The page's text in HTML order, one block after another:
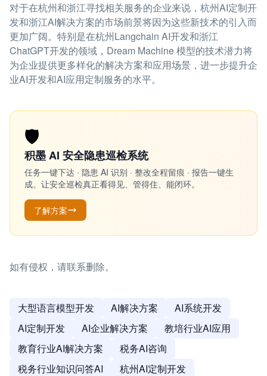
对于在杭州和浙江寻找相关服务的企业来说，杭州AI定制开
发和浙江AI解决方案的市场前景将因为这些新技术的引入而
更加广阔。特别是在杭州Langchain AI开发和浙江
ChatGPT开发的领域，Dream Machine 模型的技术潜力将
为企业提供更多样化的解决方案和应用场景，进一步提升企
业AI开发和AI应用定制服务的水平。
🛡️
积墨 AI 安全隐患巡检系统
任务一键下达 · 隐患 AI 识别 · 整改全程留痕 · 报告一键生
成。让安全巡检真正看得见、管得住、能闭环。
了解方案
如有侵权，请联系删除。
大型语言模型开发 AI解决方案
AI系统开发
AI定制开发
AI企业解决方案
教培行业AI应用
教育行业AI解决方案
税务AI咨询
税务行业知识问答AI
杭州AI定制开发